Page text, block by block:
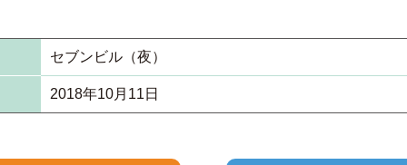
セブンビル（夜）
2018年10月11日